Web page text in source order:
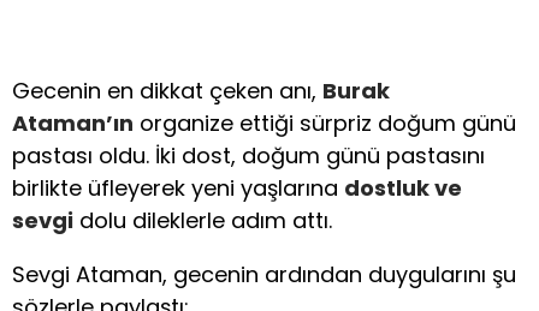
Gecenin en dikkat çeken anı, Burak
Ataman’ın organize ettiği sürpriz doğum günü
pastası oldu. İki dost, doğum günü pastasını
birlikte üfleyerek yeni yaşlarına dostluk ve
sevgi dolu dileklerle adım attı.
Sevgi Ataman, gecenin ardından duygularını şu